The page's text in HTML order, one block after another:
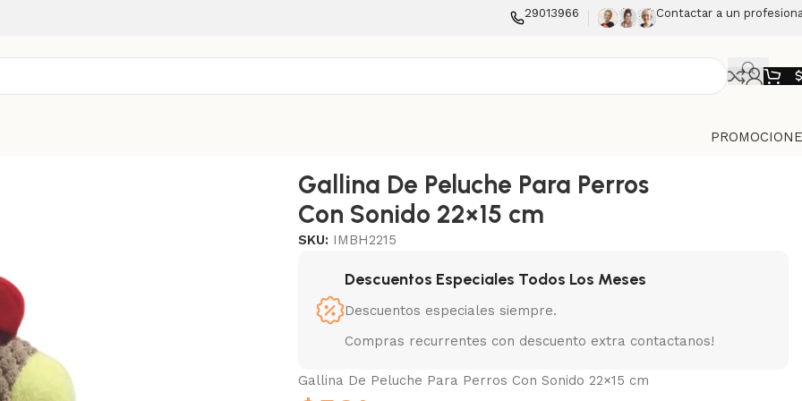
29013966 Contactar a un
$
Gallina De Peluche Para Perros
Con Sonido 22×15 cm
SKU: IMBH2215
Descuentos Especiales Todos Los Meses
Descuentos especiales siempre.
Compras recurrentes con descuento extra contactanos!
Gallina De Peluche Para Perros Con Sonido 22×15 cm